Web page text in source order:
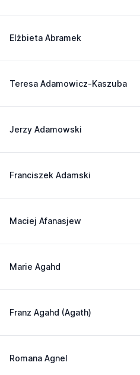
Elżbieta Abramek
Teresa Adamowicz-Kaszuba
Jerzy Adamowski
Franciszek Adamski
Maciej Afanasjew
Marie Agahd
Franz Agahd (Agath)
Romana Agnel